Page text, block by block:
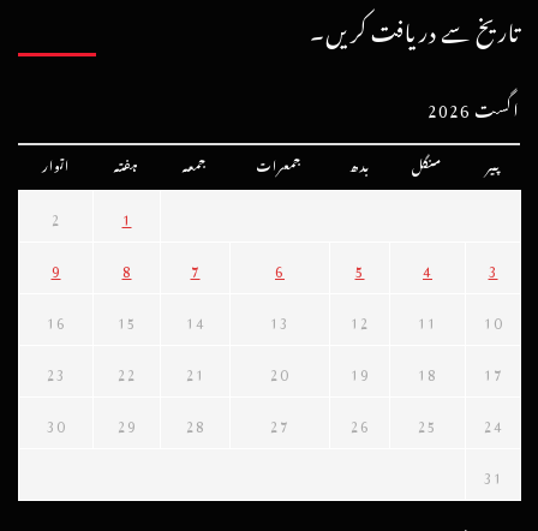
تاریخ سے دریافت کریں۔
اگست 2026
پیر منگل بدھ جمعرات جمعہ ہفتہ اتوار
1
2
3
4
5
6
7
8
9
10
11
12
13
14
15
16
17
18
19
20
21
22
23
24
25
26
27
28
29
30
31